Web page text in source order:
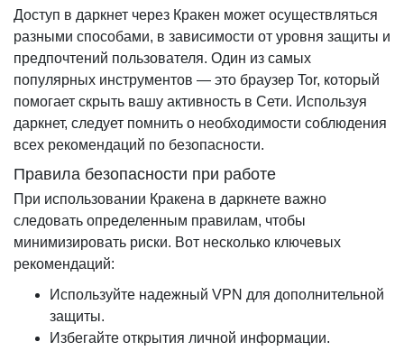
Доступ в даркнет через Кракен может осуществляться
разными способами, в зависимости от уровня защиты и
предпочтений пользователя. Один из самых
популярных инструментов — это браузер Tor, который
помогает скрыть вашу активность в Сети. Используя
даркнет, следует помнить о необходимости соблюдения
всех рекомендаций по безопасности.
Правила безопасности при работе
При использовании Кракена в даркнете важно
следовать определенным правилам, чтобы
минимизировать риски. Вот несколько ключевых
рекомендаций:
Используйте надежный VPN для дополнительной
защиты.
Избегайте открытия личной информации.